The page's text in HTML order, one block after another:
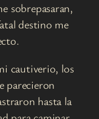
sobrepasaran,
destino me
cautiverio, los
parecieron
hasta la